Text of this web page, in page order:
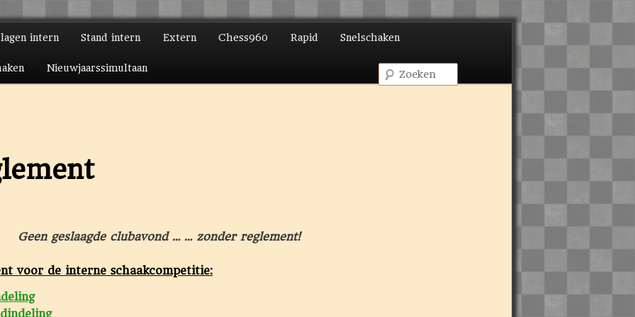
inhoud
inhoud
intern Stand intern Extern Chess960 Rapid Snelschaken
Nieuwjaarssimultaan
Geen geslaagde clubavond … … zonder reglement!
voor de interne schaakcompetitie: